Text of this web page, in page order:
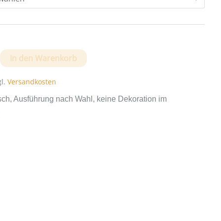
In den Warenkorb
Versandkosten
Ausführung nach Wahl, keine Dekoration im